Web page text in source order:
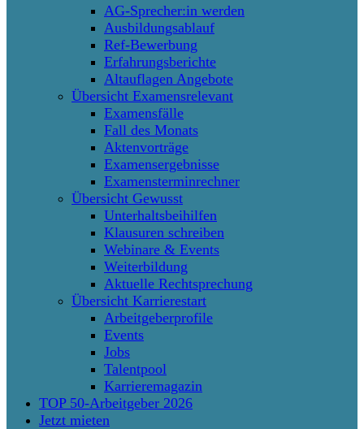
AG-Sprecher:in werden
Ausbildungsablauf
Ref-Bewerbung
Erfahrungsberichte
Altauflagen Angebote
Übersicht Examensrelevant
Examensfälle
Fall des Monats
Aktenvorträge
Examensergebnisse
Examensterminrechner
Übersicht Gewusst
Unterhaltsbeihilfen
Klausuren schreiben
Webinare & Events
Weiterbildung
Aktuelle Rechtsprechung
Übersicht Karrierestart
Arbeitgeberprofile
Events
Jobs
Talentpool
Karrieremagazin
TOP 50-Arbeitgeber 2026
Jetzt mieten